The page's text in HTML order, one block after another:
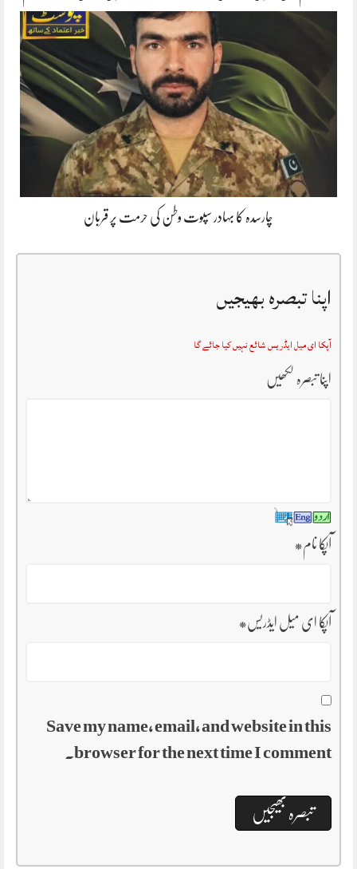
چارسدہ کا بہادر سپوت وطن کی حرمت پر قربان
اپنا تبصرہ بھیجیں
آپکا ای میل ایڈریس شائع نہیں کیا جائے گا
اپنا تبصرہ لکھیں
آپکا نام*
آپکا ای میل ایڈریس*
Save my name, email, and website in this
browser for the next time I comment.